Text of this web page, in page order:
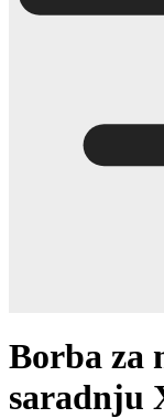
Borba za
saradnju